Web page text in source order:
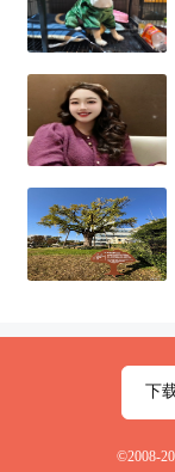
下
©2008-